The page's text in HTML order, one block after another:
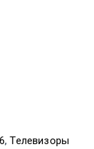
,Телевизоры